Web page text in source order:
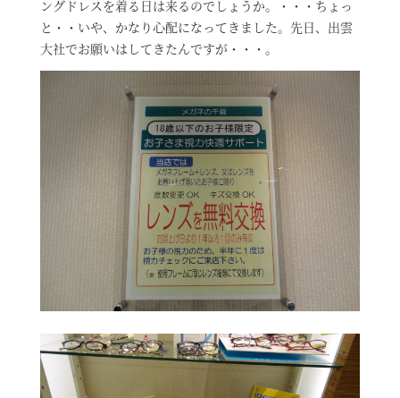
ングドレスを着る日は来るのでしょうか。・・・ちょっ
と・・いや、かなり心配になってきました。先日、出雲
大社でお願いはしてきたんですが・・・。